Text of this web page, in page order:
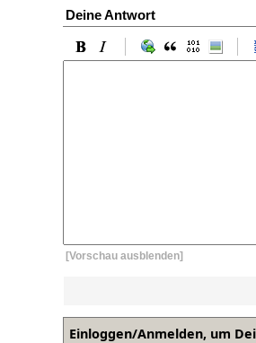
Deine Antwort
[Vorschau ausblenden]